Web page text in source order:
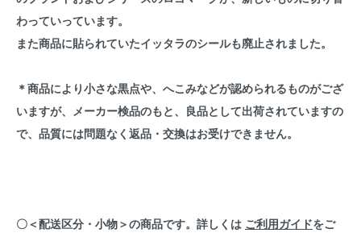
わっていっています。
また商品に貼られていたイッタラのシールも廃止されました。
＊商品により小さな黒点や、へこみなどが認められるものがござ
いますが、メーカー検品のもと、良品として出荷されていますの
で、品質には問題なく返品・交換はお受けできません。
〇＜配送区分・小物＞の商品です。詳しくは ご利用ガイドをご